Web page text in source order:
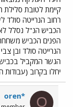
קיימת לטובת
רחוב הנרייטה
הכביש הנ"ל נסלל
הפנים הכביש
הגשר המקביל
יחלו בקרוב (עבודות
O
oren*